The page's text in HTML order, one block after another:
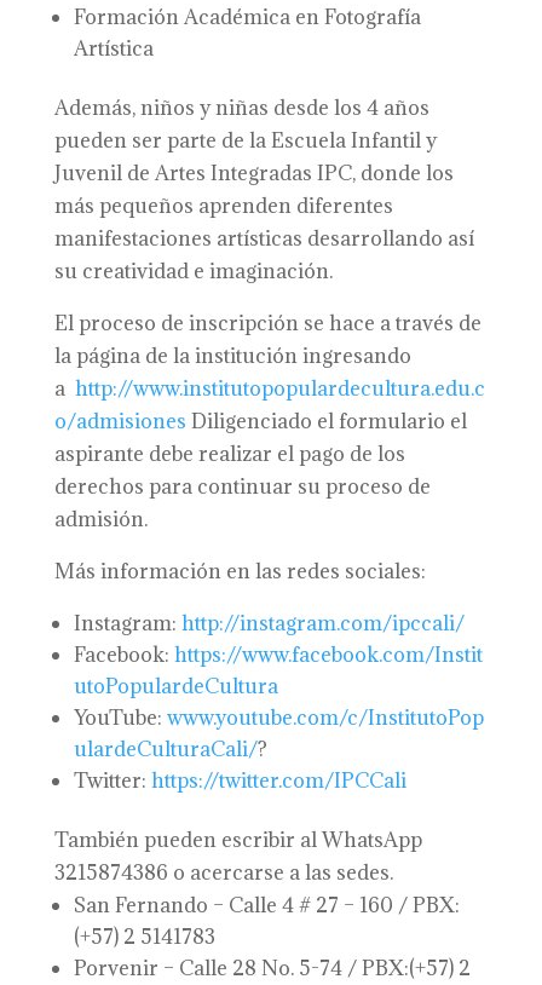
Formación Académica en Fotografía
Artística
Además, niños y niñas desde los 4 años
pueden ser parte de la Escuela Infantil y
Juvenil de Artes Integradas IPC, donde los
más pequeños aprenden diferentes
manifestaciones artísticas desarrollando así
su creatividad e imaginación.
El proceso de inscripción se hace a través de
la página de la institución ingresando
a http://www.institutopopulardecultura.edu.c
o/admisiones Diligenciado el formulario el
aspirante debe realizar el pago de los
derechos para continuar su proceso de
admisión.
Más información en las redes sociales:
Instagram: http://instagram.com/ipccali/
Facebook: https://www.facebook.com/Instit
utoPopulardeCultura
YouTube: www.youtube.com/c/InstitutoPop
ulardeCulturaCali/?
Twitter: https://twitter.com/IPCCali
También pueden escribir al WhatsApp
3215874386 o acercarse a las sedes.
San Fernando – Calle 4 # 27 – 160 / PBX:
(+57) 2 5141783
Porvenir – Calle 28 No. 5-74 / PBX:(+57) 2